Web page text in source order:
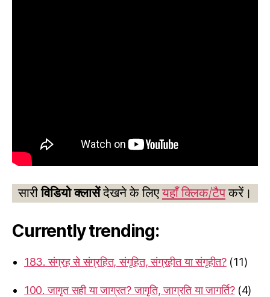
सारीविडियो क्लासेंदेखने के लिएयहाँ क्लिक/टैपकरें।
Currently trending:
183. संग्रह से संग्रहित, संगृहित, संग्रहीत या संगृहीत? (11)
100. जागृत सही या जाग्रत? जागृति, जाग्रति या जागर्ति? (4)